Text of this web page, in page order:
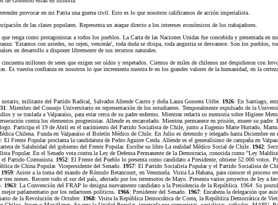
provocar en mi Patria una guerra civil. Esto es lo que nosotros calificamos de acción imperialista.
de las clases populares. Representa un ataque directo a los intereses económicos de los trabajadores.
tenga como protagonistas a todos los pueblos. La Carta de las Naciones Unidas fue concebida y presentada
'Estamos con ustedes, no cejen, vencerán', toda duda se disipa, toda angustia se desvanece. Son los
en desarrollo a disponer libremente de sus recursos naturales.
millones de seres que exigen ser oídos y respetados. Cientos de miles de chilenos me despidieron con
Es vuestra confianza en nosotros lo que incrementa nuestra fe en los grandes valores de la humanidad, en la
militante del Partido Radical, Salvador Allende Castro y doña Laura Gossens Uribe. 1926: En Santiago,
: Miembro del Consejo Universitario en representación de los estudiantes. Temporalmente expulsado de la
y se traslada a Valparaíso, para estar cerca de su padre enfermo. Mientras redacta su memoria sobre Higiene
contra los elementos progresistas. Allende es encarcelado. Mientras permanece en prisión, muere su
Participa el 19 de Abril en el nacimiento del Partido Socialista de Chile, junto a Eugenio Matte Hurtado,
Chilena. Funda en Valparaíso el Boletín Médico de Chile. En Julio es detenido y relegado hasta Diciembre en
: El Frente Popular proclama la candidatura de Pedro Aguirre Cerda. Allende es el generalísimo de campaña en
de Salubridad del gobierno del Frente Popular. Escribe su libro La realidad Médico Social de Chile. 1942:
Popular. En el Senado vota contra la Ley de Defensa Permanente de la Democracia, conocida como "Ley
Partido Comunista. 1952: El Frente del Pueblo lo presenta como candidato a Presidente, obtiene 52.000 votos.
de China Popular. Vicepresidente del Senado. 1957: El Partido Socialista Popular y el Partido Socialista de
1959: Asiste a la toma del mando de Rómulo Betancourt, en Venezuela. Visita La Habana, para conocer el proceso
tres meses. Recorre todo el sur del país, afectado por los terremotos de Mayo. Presenta varios proyectos de ley a
1963: La Convención del FRAP lo designa nuevamente candidato a la Presidencia de la República. 1964: Su
parlamentario por los redactores políticos. 1966: Presidente del Senado. 1967: Encabeza la delegación que
de la Revolución de Octubre. 1968: Visita la República Democrática de Corea, la República Democrática de